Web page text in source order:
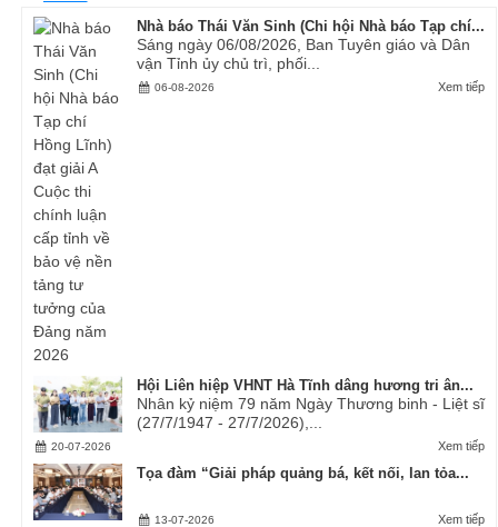
Nhà báo Thái Văn Sinh (Chi hội Nhà báo Tạp chí...
Sáng ngày 06/08/2026, Ban Tuyên giáo và Dân
vận Tỉnh ủy chủ trì, phối...
Xem tiếp
06-08-2026
Hội Liên hiệp VHNT Hà Tĩnh dâng hương tri ân...
Nhân kỷ niệm 79 năm Ngày Thương binh - Liệt sĩ
(27/7/1947 - 27/7/2026),...
Xem tiếp
20-07-2026
Tọa đàm “Giải pháp quảng bá, kết nối, lan tỏa...
Xem tiếp
13-07-2026